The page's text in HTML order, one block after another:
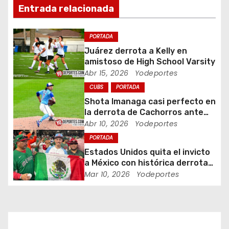
i
ó
n
d
e
e
n
t
Entrada relacionada
PORTADA
Juárez derrota a Kelly en
amistoso de High School Varsity
Abr 15, 2026 Yodeportes
CUBS PORTADA
Shota Imanaga casi perfecto en
la derrota de Cachorros ante
Piratas
Abr 10, 2026 Yodeportes
PORTADA
Estados Unidos quita el invicto
a México con histórica derrota
en Clásico Mundial de Béisbol
Mar 10, 2026 Yodeportes